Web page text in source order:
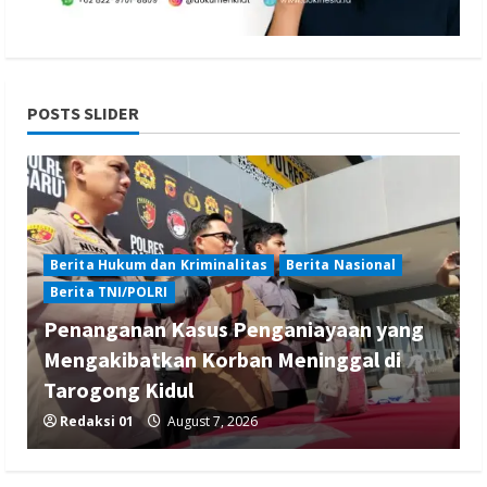
POSTS SLIDER
Berita Hukum dan Kriminalitas
Berita Nasional
Berita TNI/POLRI
Penanganan Kasus Penganiayaan yang
Mengakibatkan Korban Meninggal di
Tarogong Kidul
Redaksi 01 August 7, 2026